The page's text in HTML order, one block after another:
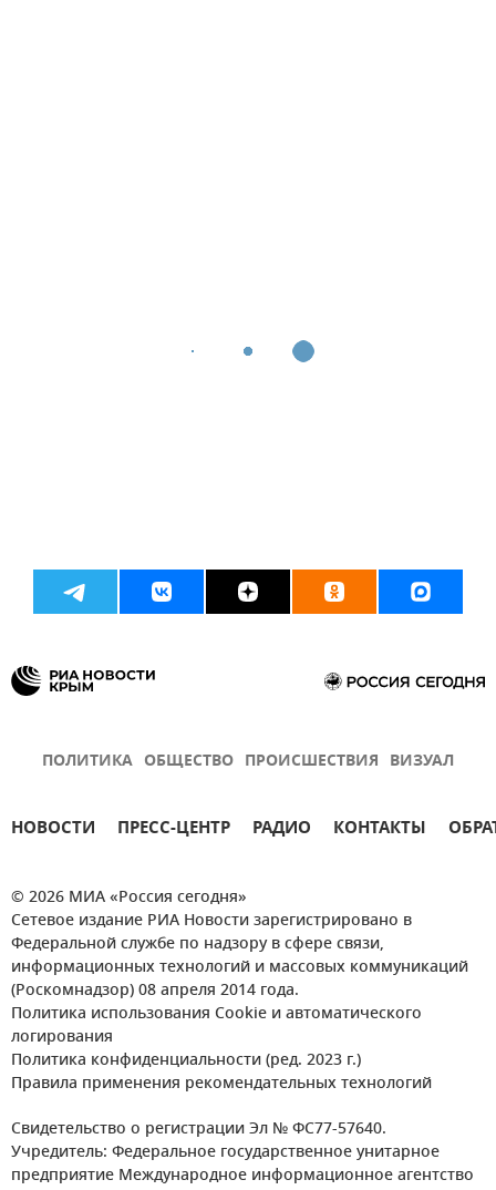
ПОЛИТИКА ОБЩЕСТВО ПРОИСШЕСТВИЯ ВИЗУАЛ
НОВОСТИ ПРЕСС-ЦЕНТР РАДИО КОНТАКТЫ
© 2026 МИА «Россия сегодня»
Сетевое издание РИА Новости зарегистрировано в
Федеральной службе по надзору в сфере связи,
информационных технологий и массовых коммуникаций
(Роскомнадзор) 08 апреля 2014 года.
Политика использования Cookie и автоматического
логирования
Политика конфиденциальности (ред. 2023 г.)
Правила применения рекомендательных технологий
Свидетельство о регистрации Эл № ФС77-57640.
Учредитель: Федеральное государственное унитарное
предприятие Международное информационное агентство